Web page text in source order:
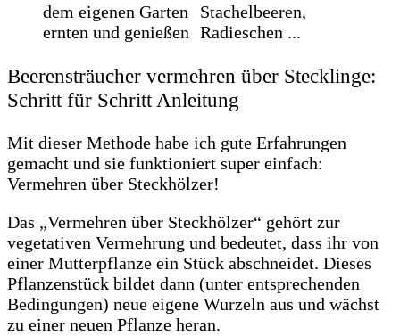
Beerensträucher vermehren über Stecklinge:
Schritt für Schritt Anleitung
Mit dieser Methode habe ich gute Erfahrungen
gemacht und sie funktioniert super einfach:
Vermehren über Steckhölzer!
Das „Vermehren über Steckhölzer“ gehört zur
vegetativen Vermehrung und bedeutet, dass ihr von
einer Mutterpflanze ein Stück abschneidet. Dieses
Pflanzenstück bildet dann (unter entsprechenden
Bedingungen) neue eigene Wurzeln aus und wächst
zu einer neuen Pflanze heran.